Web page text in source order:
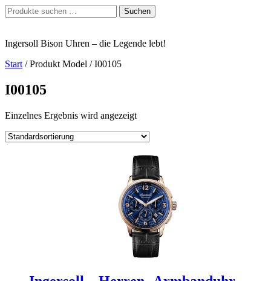
Zum
Inhalt
Suchen
nach:
Suchen
Ingersoll Bison Uhren – die Legende lebt!
Start / Produkt Model / I00105
I00105
Einzelnes Ergebnis wird angezeigt